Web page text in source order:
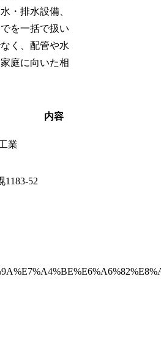
・排水設備、
を一括で扱い
く、配管や水
庭に向いた相
内容
業
1183-52